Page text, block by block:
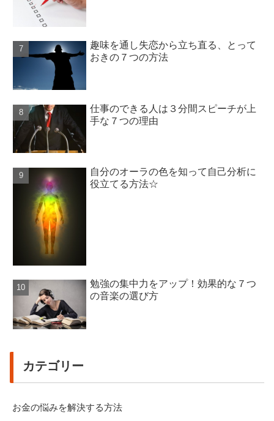
趣味を通し失恋から立ち直る、とって
おきの７つの方法
仕事のできる人は３分間スピーチが上
手な７つの理由
自分のオーラの色を知って自己分析に
役立てる方法☆
勉強の集中力をアップ！効果的な７つ
の音楽の選び方
カテゴリー
お金の悩みを解決する方法